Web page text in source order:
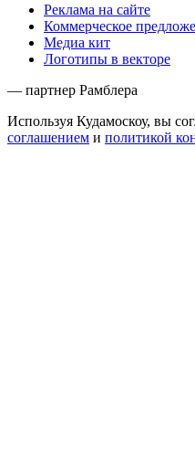
Реклама на сайте
Коммерческое
Медиа кит
Логотипы в векторе
— партнер Рамблера
Используя Кудамоскоу, вы
соглашением и политикой